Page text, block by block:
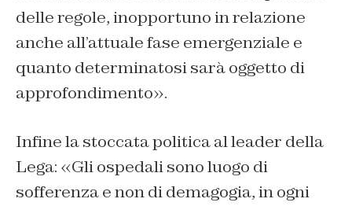
delle regole, inopportuno in relazione
anche all’attuale fase emergenziale e
quanto determinatosi sarà oggetto di
approfondimento».
Infine la stoccata politica al leader della
Lega: «Gli ospedali sono luogo di
sofferenza e non di demagogia, in ogni